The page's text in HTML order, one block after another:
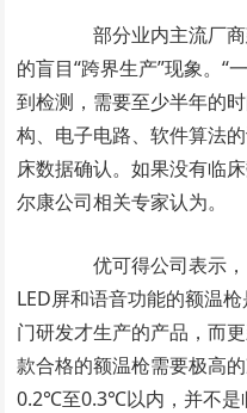
部分业内主流厂商
的盲目“跨界生产”现象。“
到检测，需要至少半年的
构、电子电路、软件算法
床数据确认。如果没有临
尔康公司相关专家认为。
优可得公司表示，
LED屏和语音功能的额温
门研发才生产的产品，而
款合格的额温枪需要极高
0.2℃至0.3℃以内，并不是